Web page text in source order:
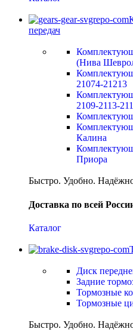
передач
(Нива
21074-21213
2109-2113-
Калина
Приора
Быстро. Удобно.
Доставка по всей
Каталог
Диск
Задние
Тормозные
Тормозные
Быстро. Удобно.